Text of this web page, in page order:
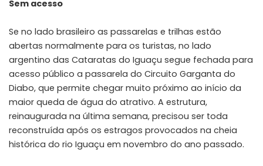
Sem acesso
Se no lado brasileiro as passarelas e trilhas estão
abertas normalmente para os turistas, no lado
argentino das Cataratas do Iguaçu segue fechada para
acesso público a passarela do Circuito Garganta do
Diabo, que permite chegar muito próximo ao início da
maior queda de água do atrativo. A estrutura,
reinaugurada na última semana, precisou ser toda
reconstruída após os estragos provocados na cheia
histórica do rio Iguaçu em novembro do ano passado.